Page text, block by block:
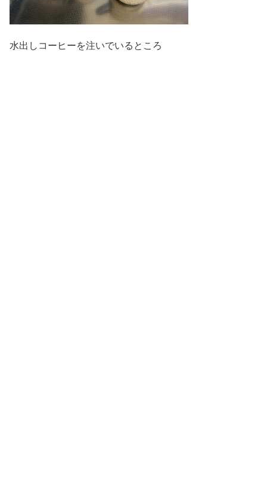
水出しコーヒーを注いでいるところ